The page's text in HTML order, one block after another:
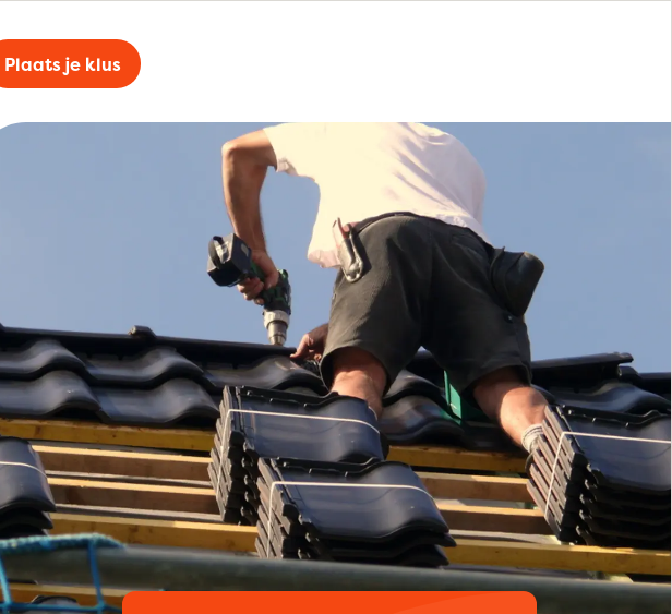
Plaats je klus